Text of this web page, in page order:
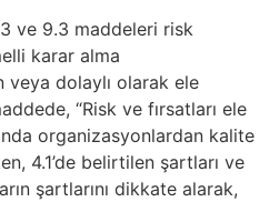
ve 9.3 maddeleri risk
karar alma
veya dolaylı olarak ele
“Risk ve fırsatları ele
organizasyonlardan kalite
4.1’de belirtilen şartları ve
şartlarını dikkate alarak,